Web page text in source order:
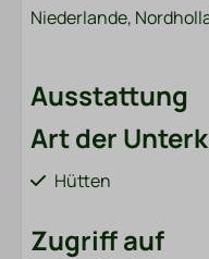
Niederlande,
Ausstattung
Art der
Hütten
Zugriff auf